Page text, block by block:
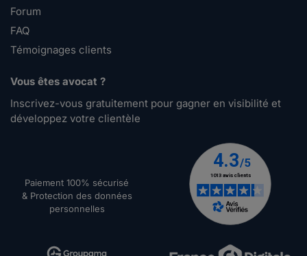
Forum
FAQ
Témoignages clients
Vous êtes avocat ?
Inscrivez-vous gratuitement pour gagner en visibilité et
développez votre clientèle
Paiement 100% sécurisé
& Protection des données
personnelles